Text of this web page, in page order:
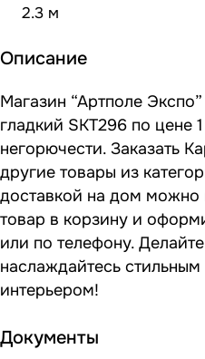
2.3 м
Описание
Магазин “Артполе
гладкий SKT296 по цене
негорючести. Заказать
другие товары из
доставкой на дом можно
товар в корзину и
или по телефону.
наслаждайтесь
интерьером!
Документы